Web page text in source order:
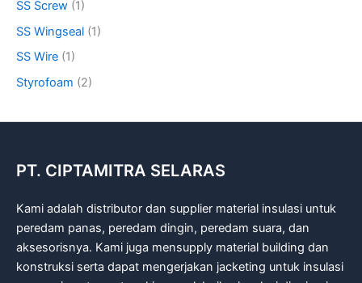
SS Screw (1)
SS Wingseal (1)
SS Wire (1)
Styrofoam (2)
PT. CIPTAMITRA SELARAS
Kami adalah distributor dan supplier material insulasi untuk
peredam panas, peredam dingin, peredam suara, dan
aksesorisnya. Kami juga mensupply material building dan
konstruksi serta dapat mengerjakan jacketing untuk insulasi